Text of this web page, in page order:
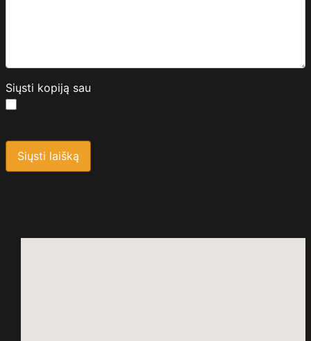
Siųsti kopiją sau
Saugos kodas
Siųsti laišką